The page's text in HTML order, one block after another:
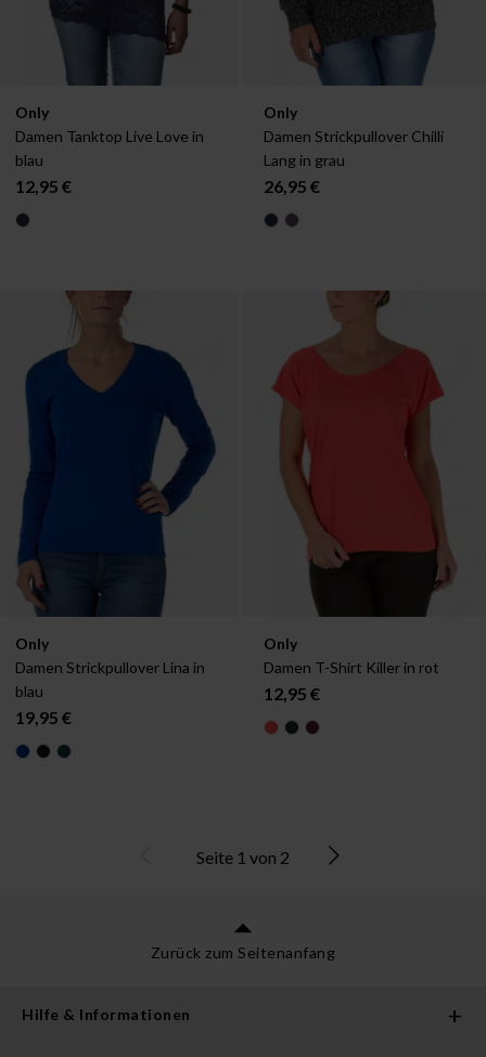
Verfügbar in:
XS
Only
Damen Tanktop Live Love in
blau
12,95 €
Verfügbar in:
Only
Damen Strickpullover Chilli
Lang in grau
26,95 €
Verfügbar in:
XS
Only
Damen Strickpullover Lina in
blau
19,95 €
Verfügbar in:
XS
Only
Damen T-Shirt Killer in rot
12,95 €
Seite 1 von 2
Zurück zum Seitenanfang
Hilfe & Informationen